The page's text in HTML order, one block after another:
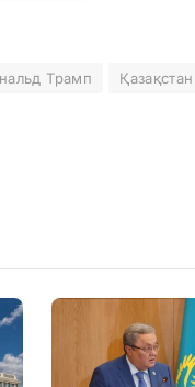
Трамп Қазақстан